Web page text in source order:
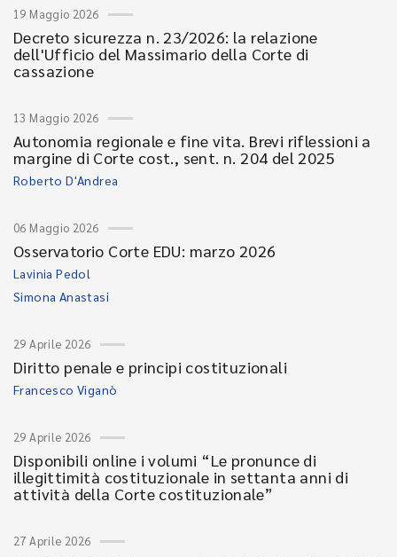
19 Maggio 2026
Decreto sicurezza n. 23/2026: la relazione
dell'Ufficio del Massimario della Corte di
cassazione
13 Maggio 2026
Autonomia regionale e fine vita. Brevi riflessioni a
margine di Corte cost., sent. n. 204 del 2025
Roberto D'Andrea
06 Maggio 2026
Osservatorio Corte EDU: marzo 2026
Lavinia Pedol
Simona Anastasi
29 Aprile 2026
Diritto penale e principi costituzionali
Francesco Viganò
29 Aprile 2026
Disponibili online i volumi “Le pronunce di
illegittimità costituzionale in settanta anni di
attività della Corte costituzionale”
27 Aprile 2026